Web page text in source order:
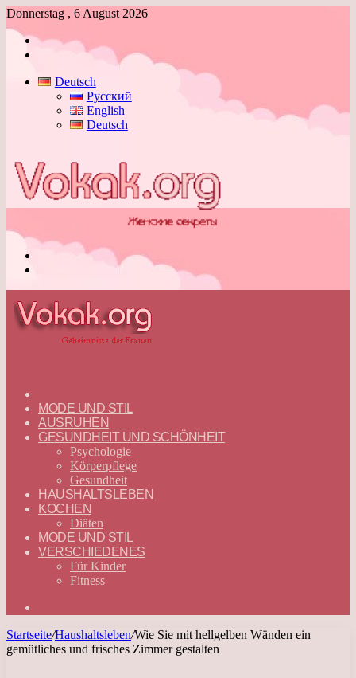
Donnerstag , 6 August 2026
Anmelden
Deutsch
Русский
English
Deutsch
—
DEUTSCH
MODE UND STIL
AUSRUHEN
GESUNDHEIT UND SCHÖNHEIT
Psychologie
Körperpflege
Gesundheit
HAUSHALTSLEBEN
KOCHEN
Diäten
MODE UND STIL
VERSCHIEDENES
Für Kinder
Fitness
Startseite/Haushaltsleben/Wie Sie mit hellgelben Wänden ein
gemütliches und frisches Zimmer gestalten